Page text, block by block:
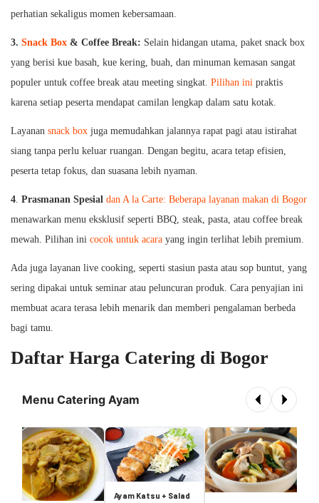
perhatian sekaligus momen kebersamaan.
3. Snack Box & Coffee Break: Selain hidangan utama, paket snack box
yang berisi kue basah, kue kering, buah, dan minuman kemasan sangat
populer untuk coffee break atau meeting singkat. Pilihan ini praktis
karena setiap peserta mendapat camilan lengkap dalam satu kotak.
Layanan snack box juga memudahkan jalannya rapat pagi atau istirahat
siang tanpa perlu keluar ruangan. Dengan begitu, acara tetap efisien,
peserta tetap fokus, dan suasana lebih nyaman.
4 Prasmanan Spesial dan A la Carte: Beberapa layanan makan di Bogor
menawarkan menu eksklusif seperti BBQ, steak, pasta, atau coffee break
mewah. Pilihan ini cocok untuk acara yang ingin terlihat lebih premium.
Ada juga layanan live cooking, seperti stasiun pasta atau sop buntut, yang
sering dipakai untuk seminar atau peluncuran produk. Cara penyajian ini
membuat acara terasa lebih menarik dan memberi pengalaman berbeda
bagi tamu.
Daftar Harga Catering di Bogor
Menu Catering Ayam
Ayam Katsu + Salad